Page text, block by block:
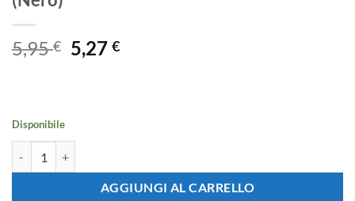
5,95€ Il
prezzo
5,27€Il
Disponibile
AGGIUNGI AL CARRELLO